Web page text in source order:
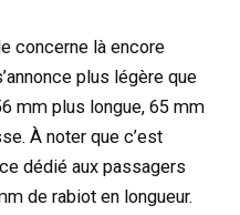
concerne là encore
plus légère que
mm plus longue, 65 mm
À noter que c’est
dédié aux passagers
de rabiot en longueur.